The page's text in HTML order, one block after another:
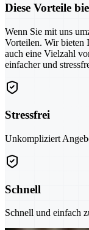
Diese Vorteile
Wenn Sie mit uns
Vorteilen. Wir bieten
auch eine Vielzahl
einfacher und
Stressfrei
Unkompliziert
Schnell
Schnell und einfach